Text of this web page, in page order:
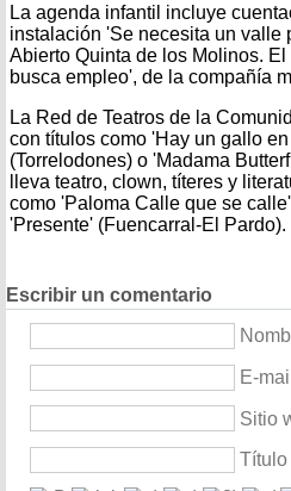
La agenda infantil incluye
instalación 'Se necesita un valle
Abierto Quinta de los Molinos.
busca empleo', de la compañía
La Red de Teatros de la
con títulos como 'Hay un gallo
(Torrelodones) o 'Madama
lleva teatro, clown, títeres y
como 'Paloma Calle que se
'Presente' (Fuencarral-El Pardo).
Escribir un comentario
E-mail
Sitio
Título